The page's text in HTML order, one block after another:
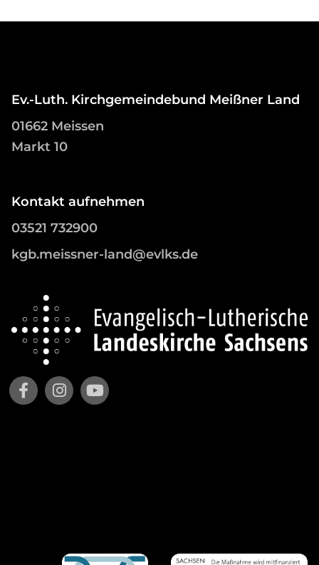
Ev.-Luth. Kirchgemeindebund Meißner Land
01662 Meissen
Markt 10
Kontakt aufnehmen
03521 732900
kgb.meissner-land@evlks.de